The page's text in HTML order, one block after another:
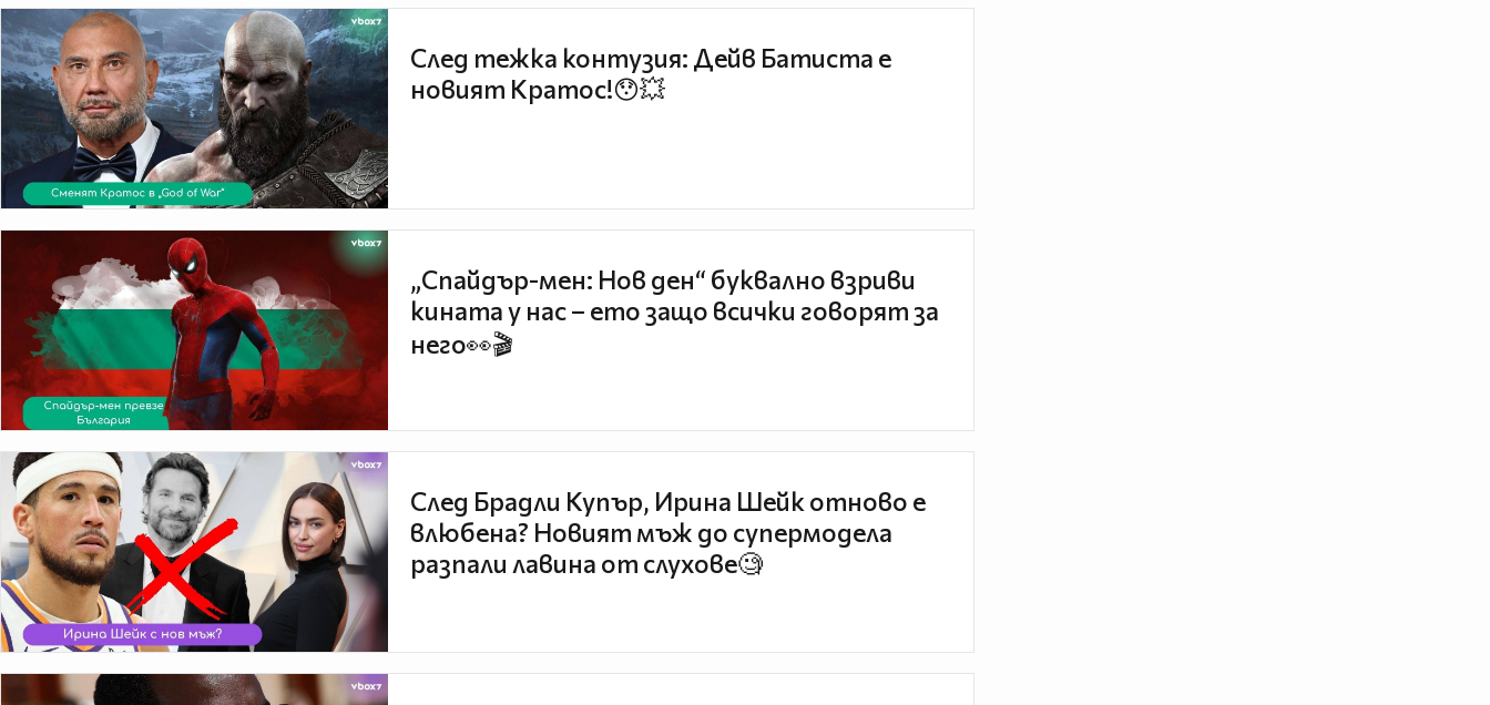
След тежка контузия: Дейв Батиста е
новият Кратос!😯💥
„Спайдър-мен: Нов ден“ буквално взриви
кината у нас – ето защо всички говорят за
него👀🎬
След Брадли Купър, Ирина Шейк отново е
влюбена? Новият мъж до супермодела
разпали лавина от слухове🧐